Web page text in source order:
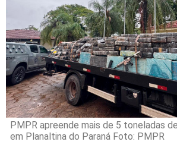
PMPR apreende mais de 5 toneladas
em Planaltina do Paraná Foto: PMPR